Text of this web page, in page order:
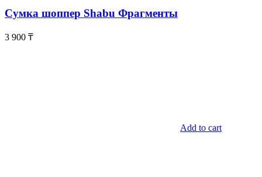
Сумка шоппер Shabu Фрагменты
3 900 ₸
Add to cart